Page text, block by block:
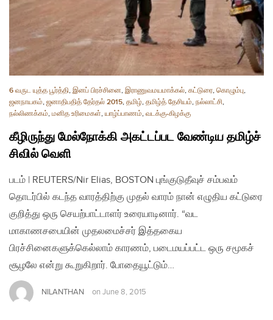
6 வருட யுத்த பூர்த்தி, இனப் பிரச்சினை, இராணுவமயமாக்கல், கட்டுரை, கொழும்பு,
ஜனநாயகம், ஜனாதிபதித் தேர்தல் 2015, தமிழ், தமிழ்த் தேசியம், நல்லாட்சி,
நல்லிணக்கம், மனித உரிமைகள், யாழ்ப்பாணம், வடக்கு-கிழக்கு
கீழிருந்து மேல்நோக்கி அகட்டப்பட வேண்டிய தமிழ்ச்
சிவில் வெளி
படம் | REUTERS/Nir Elias, BOSTON புங்குடுதீவுச் சம்பவம்
தொடர்பில் கடந்த வாரத்திற்கு முதல் வாரம் நான் எழுதிய கட்டுரை
குறித்து ஒரு செயற்பாட்டாளர் உரையாடினார். “வட
மாகாணசபையின் முதலமைச்சர் இத்தகைய
பிரச்சினைகளுக்கெல்லாம் காரணம், படைமயப்பட்ட ஒரு சமூகச்
சூழலே என்று கூறுகிறார். போதையூட்டும்…
NILANTHAN on June 8, 2015